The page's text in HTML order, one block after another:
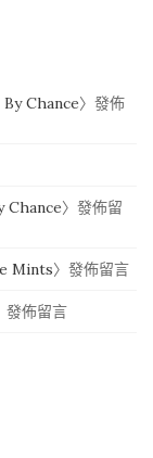
Chance〉發佈
Chance〉發佈留
Mints〉發佈留言
發佈留言